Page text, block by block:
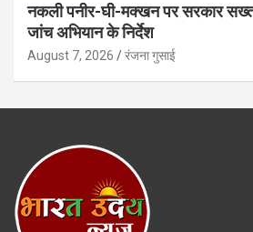
नकली पनीर-घी-मक्खन पर सरकार
जांच अभियान के निर्देश
August 7, 2026 रंजना गुसाई